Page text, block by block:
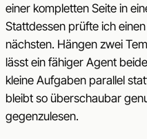
einer kompletten Seite in
Stattdessen prüfte ich
nächsten. Hängen zwei
lässt ein fähiger Agent
kleine Aufgaben parallel
bleibt so überschaubar
gegenzulesen.